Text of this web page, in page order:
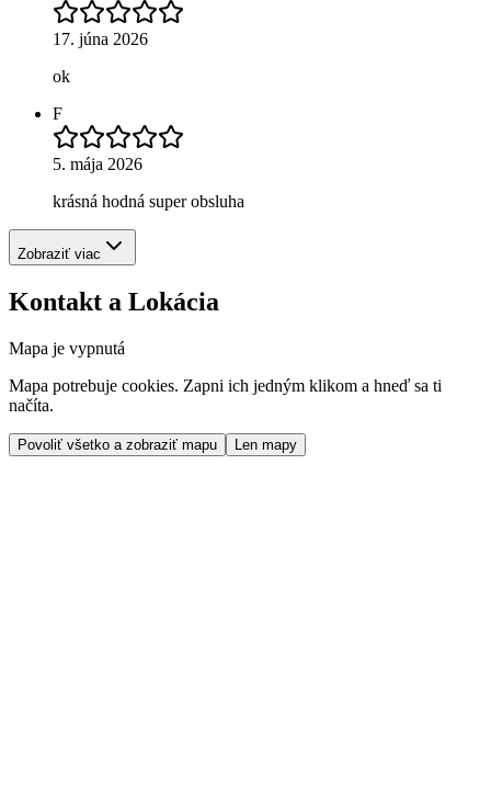
17. júna 2026
ok
F
5. mája 2026
krásná hodná super obsluha
Zobraziť viac
Kontakt a Lokácia
Mapa je vypnutá
Mapa potrebuje cookies. Zapni ich jedným klikom a hneď sa ti
načíta.
Povoliť všetko a zobraziť mapu Len mapy